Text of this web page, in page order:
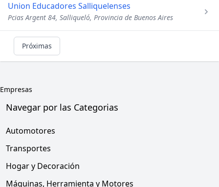
Union Educadores Salliquelenses
Pcias Argent 84, Salliqueló, Provincia de Buenos Aires
Próximas
Empresas
Navegar por las Categorias
Automotores
Transportes
Hogar y Decoración
Máquinas, Herramienta y Motores